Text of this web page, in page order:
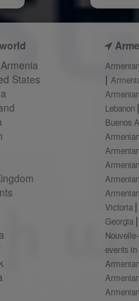
States
Lebanon
Buenos
Victoria
Georgia
events